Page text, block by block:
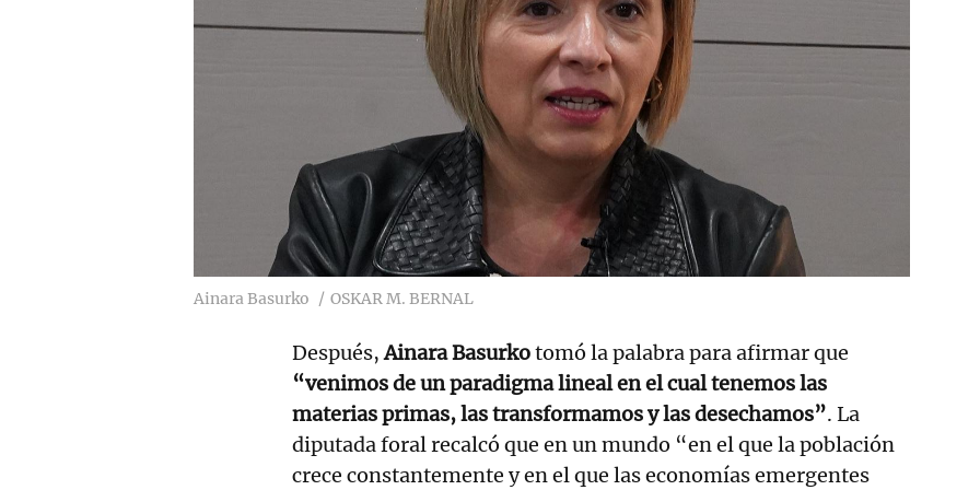
Ainara Basurko OSKAR M. BERNAL
Después,Ainara Basurkotomó la palabra para afirmar que
“venimos de un paradigma lineal en el cual tenemos las
materias primas, las transformamos y las desechamos”. La
diputada foral recalcó que en un mundo “en el que la población
crece constantemente y en el que las economías emergentes